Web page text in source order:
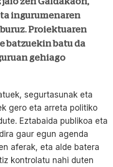
ingurumenaren
Proiektuaren
batzuekin batu da
gehiago
segurtasunak eta
gero eta arreta politiko
Eztabaida publikoa eta
gaur egun agenda
aferak, eta alde batera
kontrolatu nahi duten